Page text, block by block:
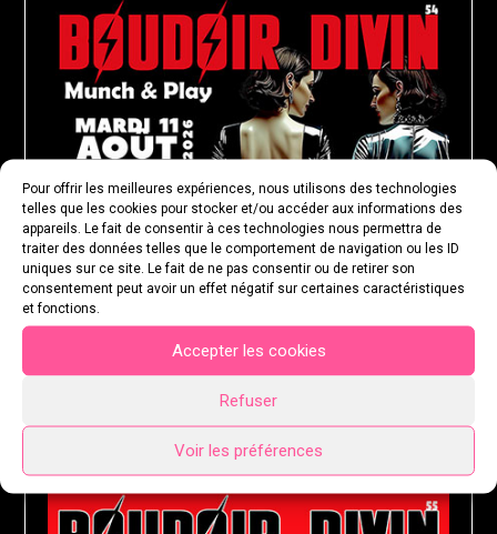
Pour offrir les meilleures expériences, nous utilisons des technologies
telles que les cookies pour stocker et/ou accéder aux informations des
appareils. Le fait de consentir à ces technologies nous permettra de
traiter des données telles que le comportement de navigation ou les ID
uniques sur ce site. Le fait de ne pas consentir ou de retirer son
consentement peut avoir un effet négatif sur certaines caractéristiques
et fonctions.
Accepter les cookies
Refuser
Voir les préférences
MARDI 18 AOÛT 2026